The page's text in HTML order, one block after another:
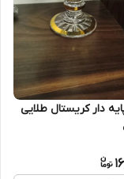
دار کریستال طلایی